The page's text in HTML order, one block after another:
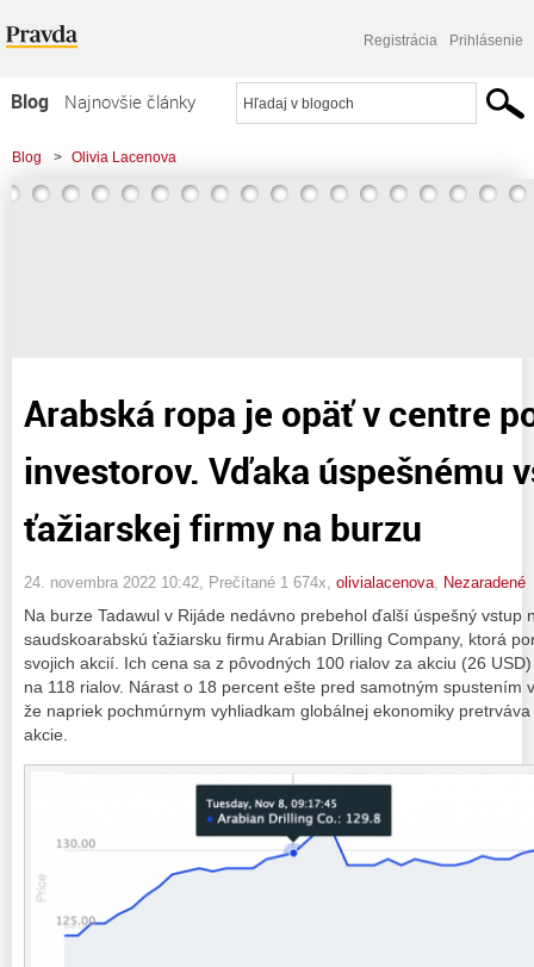
Registrácia Prihlásenie
Blog
Najnovšie články
Najčítanejšie články
Najkomentovanejšie články
Blog > Olivia Lacenova
> Arabská ropa je opäť v centre pozornosti investorov. Vďaka úspešnému
Arabská ropa je opäť v centre
investorov. Vďaka úspešnému
ťažiarskej firmy na burzu
24. novembra 2022 10:42 , Prečítané 1 674x, olivialacenova Nezaradené
Na burze Tadawul v Rijáde nedávno prebehol ďalší úspešný vstup
saudskoarabskú ťažiarsku firmu Arabian Drilling Company, ktorá
svojich akcií. Ich cena sa z pôvodných 100 rialov za akciu (26
na 118 rialov. Nárast o 18 percent ešte pred samotným spustením
že napriek pochmúrnym vyhliadkam globálnej ekonomiky
akcie.